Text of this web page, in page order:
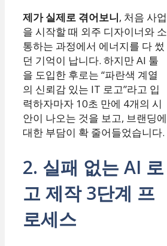
제가 실제로 겪어보니, 처음 사업
을 시작할 때 외주 디자이너와 소
통하는 과정에서 에너지를 다 썼
던 기억이 납니다. 하지만 AI 툴
을 도입한 후로는 “파란색 계열
의 신뢰감 있는 IT 로고”라고 입
력하자마자 10초 만에 4개의 시
안이 나오는 것을 보고, 브랜딩에
대한 부담이 확 줄어들었습니다.
2. 실패 없는 AI 로
고 제작 3단계 프
로세스